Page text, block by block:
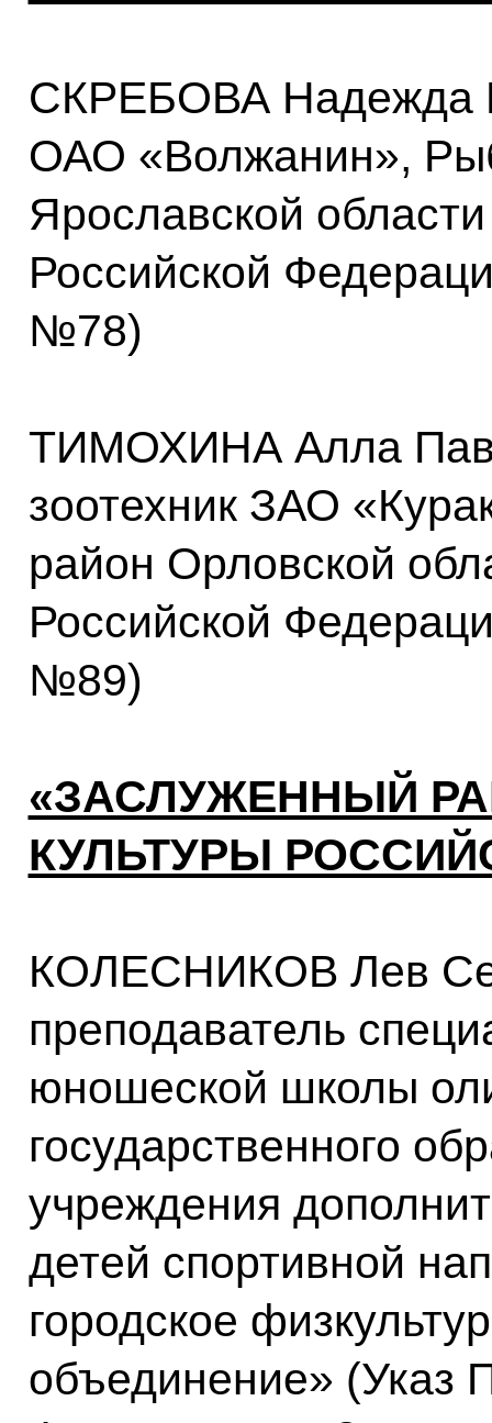
СКРЕБОВА Надежда
ОАО «Волжанин»,
Ярославской
Российской
№78)
ТИМОХИНА Алла
зоотехник ЗАО
район Орловской
Российской
№89)
«ЗАСЛУЖЕННЫЙ
КУЛЬТУРЫ
КОЛЕСНИКОВ Лев
преподаватель
юношеской школы
государственного
учреждения
детей спортивной
городское
объединение» (Указ